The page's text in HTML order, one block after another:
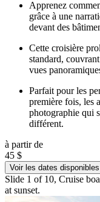
Apprenez
grâce à une
devant des
Cette croisière
standard,
vues
Parfait pour les
première fois, les
photographie qui
différent.
à partir de
45 $
Voir les dates disponibles
Slide 1 of 10, Cruise
at sunset.